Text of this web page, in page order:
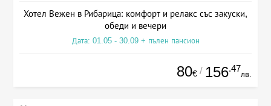
Хотел Вежен в Рибарица: комфорт и релакс със закуски,
обеди и вечери
Дата: 01.05 - 30.09 + пълен пансион
80€ / 156.47
лв.